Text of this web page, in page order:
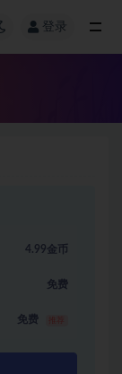
登录
4.99金币
免费
免费